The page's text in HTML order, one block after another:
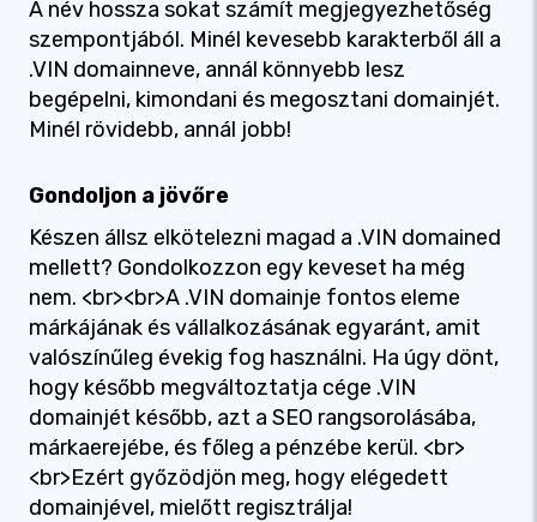
A név hossza sokat számít megjegyezhetőség
szempontjából. Minél kevesebb karakterből áll a
.VIN domainneve, annál könnyebb lesz
begépelni, kimondani és megosztani domainjét.
Minél rövidebb, annál jobb!
Gondoljon a jövőre
Készen állsz elkötelezni magad a .VIN domained
mellett? Gondolkozzon egy keveset ha még
nem. <br><br>A .VIN domainje fontos eleme
márkájának és vállalkozásának egyaránt, amit
valószínűleg évekig fog használni. Ha úgy dönt,
hogy később megváltoztatja cége .VIN
domainjét később, azt a SEO rangsorolásába,
márkaerejébe, és főleg a pénzébe kerül. <br>
<br>Ezért győzödjön meg, hogy elégedett
domainjével, mielőtt regisztrálja!